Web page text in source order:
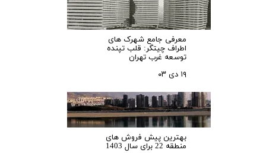
معرفی جامع شهرک‌ های
اطراف چیتگر: قلب تپنده
توسعه غرب تهران
۱۹ دی ۰۳
بهترین پیش فروش های
منطقه 22 برای سال 1403